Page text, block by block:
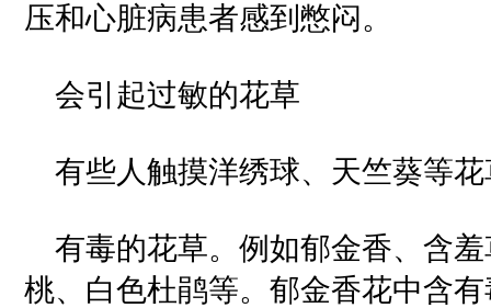
压和心脏病患者感到憋闷。
会引起过敏的花草
有些人触摸洋绣球、天竺葵等花
有毒的花草。例如郁金香、含羞
桃、白色杜鹃等。郁金香花中含